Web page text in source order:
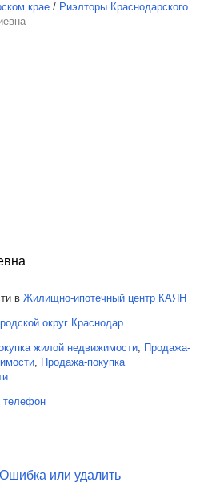
крае / Риэлторы Краснодарского
в Жилищно-ипотечный центр КАЯН
округ Краснодар
жилой недвижимости Продажа-
Продажа-покупка
телефон
Ошибка или удалить